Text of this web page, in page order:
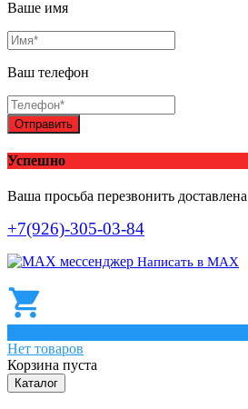
Ваше имя
Ваш телефон
Отправить
Успешно
Ваша просьба перезвонить
+7(926)-305-03-84
Написать в МАХ
Нет товаров
Корзина пуста
Каталог